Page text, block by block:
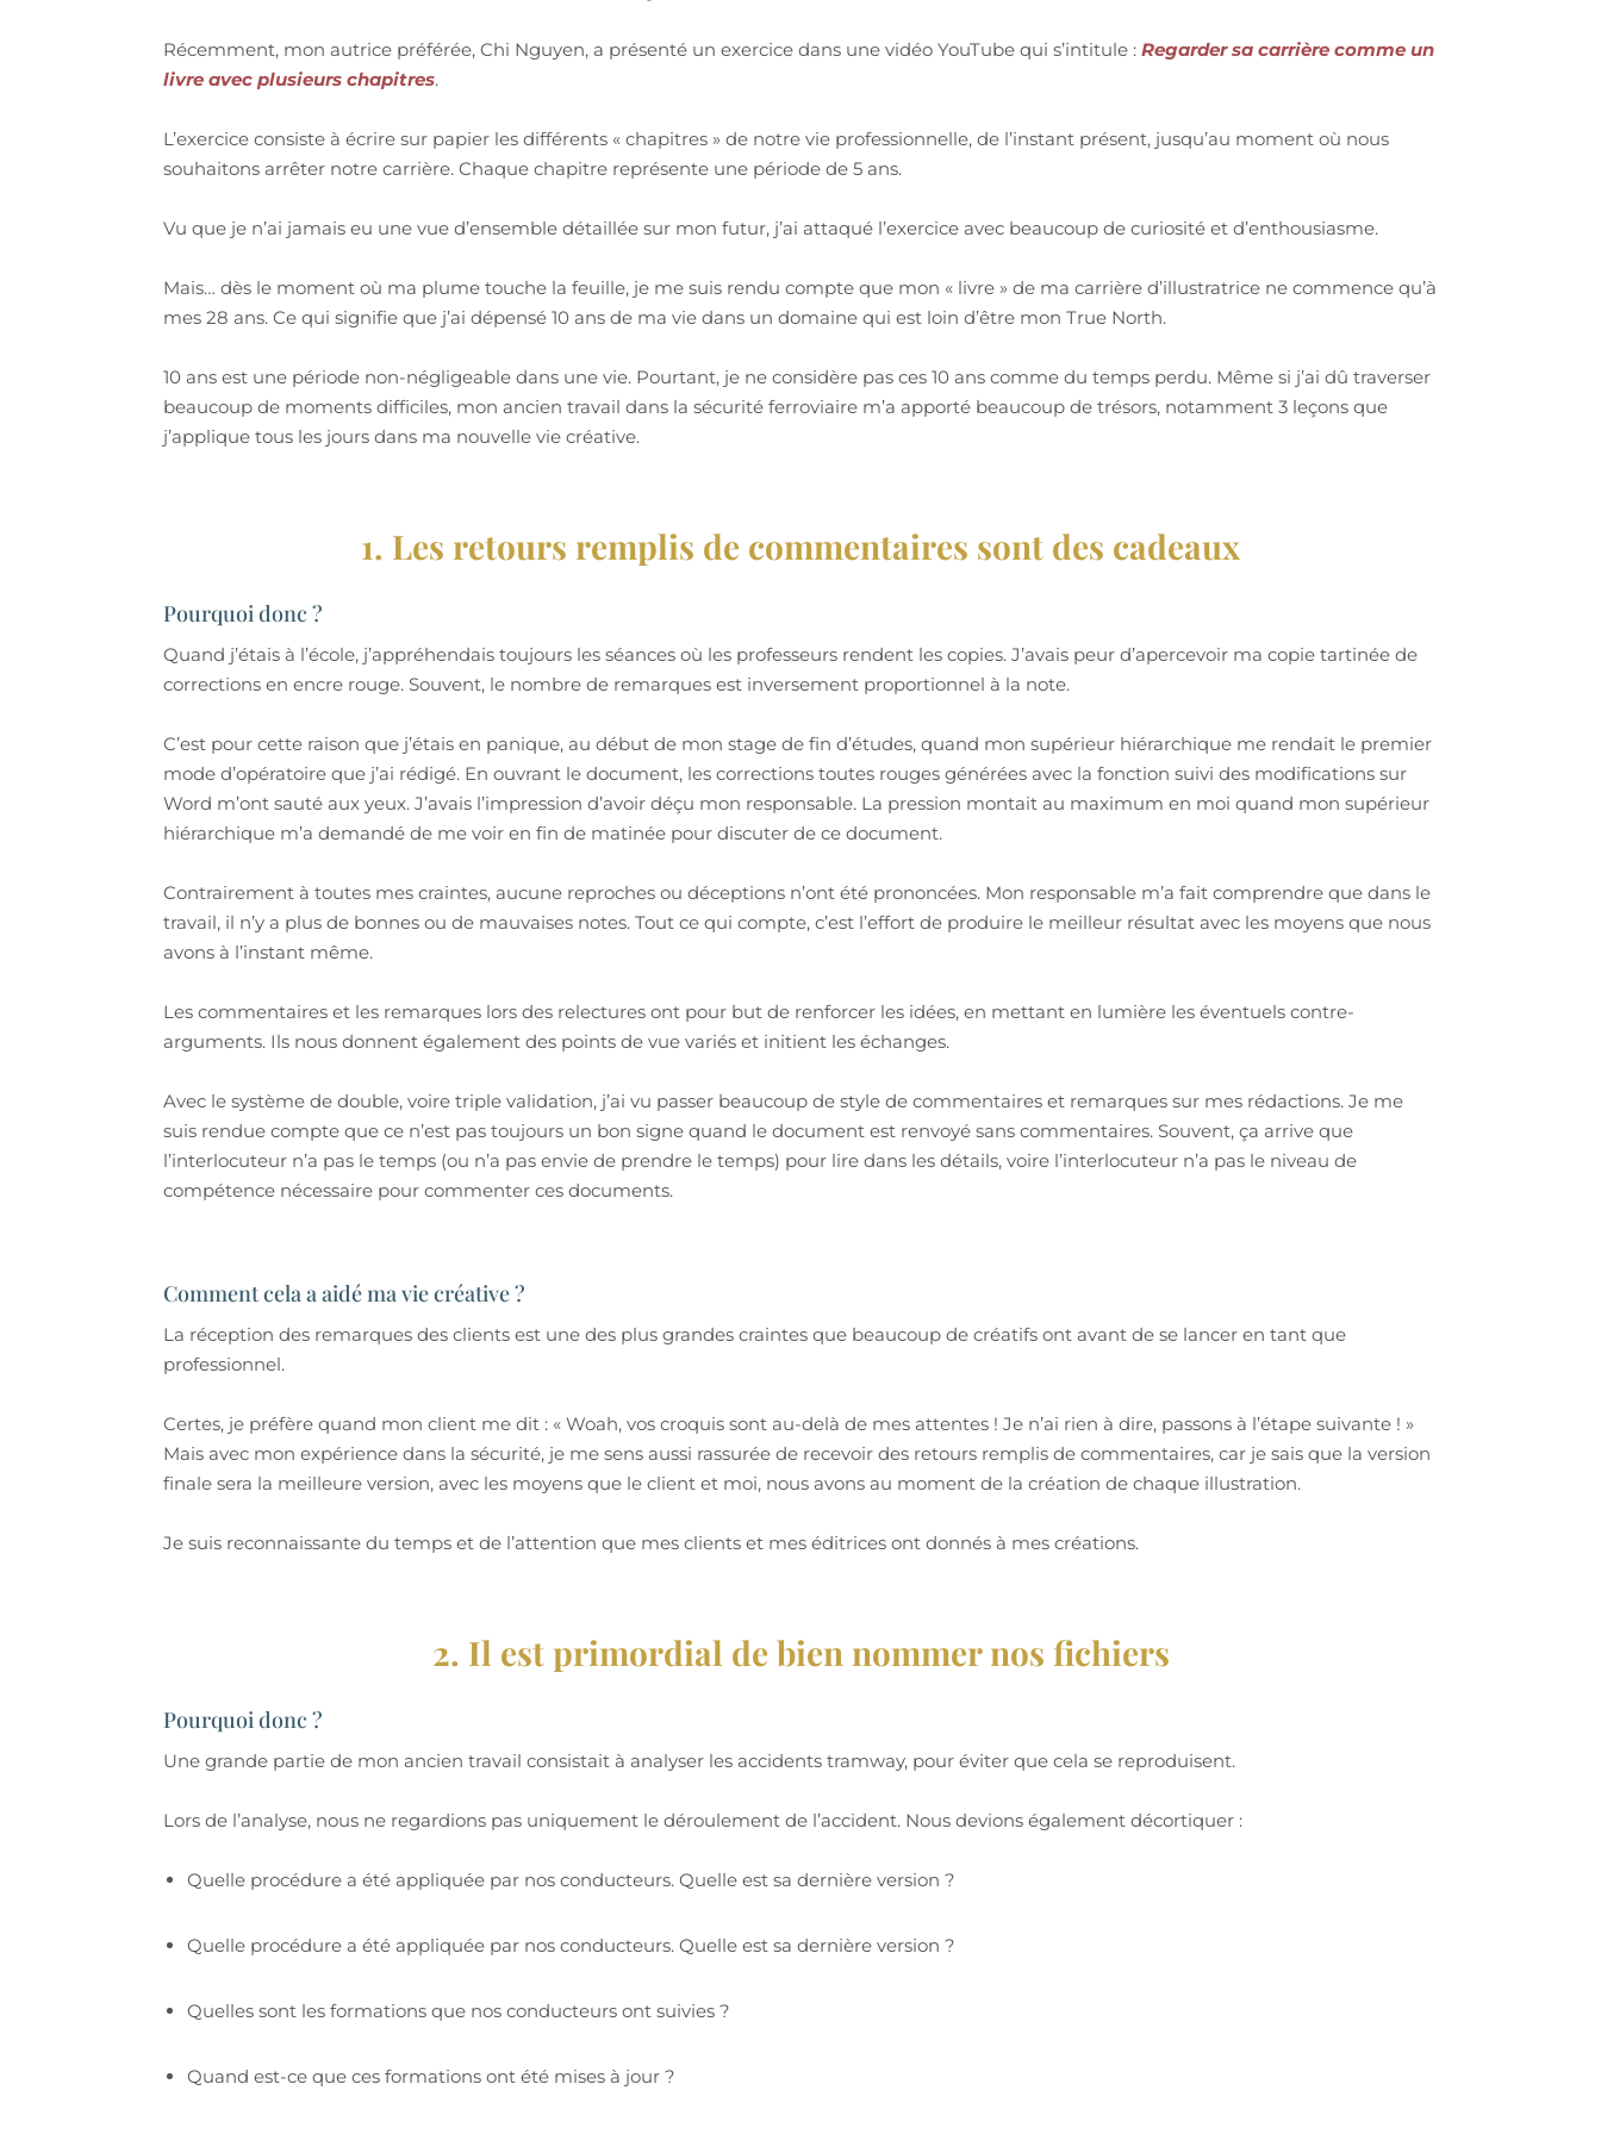
Récemment, mon autrice préférée, Chi Nguyen, a présenté un exercice dans une vidéo YouTube qui s’intitule : Regarder sa carrière comme un
livre avec plusieurs chapitres.
L’exercice consiste à écrire sur papier les différents « chapitres » de notre vie professionnelle, de l’instant présent, jusqu’au moment où nous
souhaitons arrêter notre carrière. Chaque chapitre représente une période de 5 ans.
Vu que je n’ai jamais eu une vue d’ensemble détaillée sur mon futur, j’ai attaqué l’exercice avec beaucoup de curiosité et d’enthousiasme.
Mais… dès le moment où ma plume touche la feuille, je me suis rendu compte que mon « livre » de ma carrière d’illustratrice ne commence qu’à
mes 28 ans. Ce qui signifie que j’ai dépensé 10 ans de ma vie dans un domaine qui est loin d’être mon True North.
10 ans est une période non-négligeable dans une vie. Pourtant, je ne considère pas ces 10 ans comme du temps perdu. Même si j’ai dû traverser
beaucoup de moments difficiles, mon ancien travail dans la sécurité ferroviaire m’a apporté beaucoup de trésors, notamment 3 leçons que
j’applique tous les jours dans ma nouvelle vie créative.
1. Les retours remplis de commentaires sont des cadeaux
Pourquoi donc ?
Quand j’étais à l’école, j’appréhendais toujours les séances où les professeurs rendent les copies. J’avais peur d’apercevoir ma copie tartinée de
corrections en encre rouge. Souvent, le nombre de remarques est inversement proportionnel à la note.
C’est pour cette raison que j’étais en panique, au début de mon stage de fin d’études, quand mon supérieur hiérarchique me rendait le premier
mode d’opératoire que j’ai rédigé. En ouvrant le document, les corrections toutes rouges générées avec la fonction suivi des modifications sur
Word m’ont sauté aux yeux. J’avais l’impression d’avoir déçu mon responsable. La pression montait au maximum en moi quand mon supérieur
hiérarchique m’a demandé de me voir en fin de matinée pour discuter de ce document.
Contrairement à toutes mes craintes, aucune reproches ou déceptions n’ont été prononcées. Mon responsable m’a fait comprendre que dans le
travail, il n’y a plus de bonnes ou de mauvaises notes. Tout ce qui compte, c’est l’effort de produire le meilleur résultat avec les moyens que nous
avons à l’instant même.
Les commentaires et les remarques lors des relectures ont pour but de renforcer les idées, en mettant en lumière les éventuels contre-
arguments. Ils nous donnent également des points de vue variés et initient les échanges.
Avec le système de double, voire triple validation, j’ai vu passer beaucoup de style de commentaires et remarques sur mes rédactions. Je me
suis rendue compte que ce n’est pas toujours un bon signe quand le document est renvoyé sans commentaires. Souvent, ça arrive que
l’interlocuteur n’a pas le temps (ou n’a pas envie de prendre le temps) pour lire dans les détails, voire l’interlocuteur n’a pas le niveau de
compétence nécessaire pour commenter ces documents.
Comment cela a aidé ma vie créative ?
La réception des remarques des clients est une des plus grandes craintes que beaucoup de créatifs ont avant de se lancer en tant que
professionnel.
Certes, je préfère quand mon client me dit : « Woah, vos croquis sont au-delà de mes attentes ! Je n’ai rien à dire, passons à l’étape suivante ! »
Mais avec mon expérience dans la sécurité, je me sens aussi rassurée de recevoir des retours remplis de commentaires, car je sais que la version
finale sera la meilleure version, avec les moyens que le client et moi, nous avons au moment de la création de chaque illustration.
Je suis reconnaissante du temps et de l’attention que mes clients et mes éditrices ont donnés à mes créations.
2. Il est primordial de bien nommer nos fichiers
Pourquoi donc ?
Une grande partie de mon ancien travail consistait à analyser les accidents tramway, pour éviter que cela se reproduisent.
Lors de l’analyse, nous ne regardions pas uniquement le déroulement de l’accident. Nous devions également décortiquer :
Quelle procédure a été appliquée par nos conducteurs. Quelle est sa dernière version ?
Quelle procédure a été appliquée par nos conducteurs. Quelle est sa dernière version ?
Quelles sont les formations que nos conducteurs ont suivies ?
Quand est-ce que ces formations ont été mises à jour ?